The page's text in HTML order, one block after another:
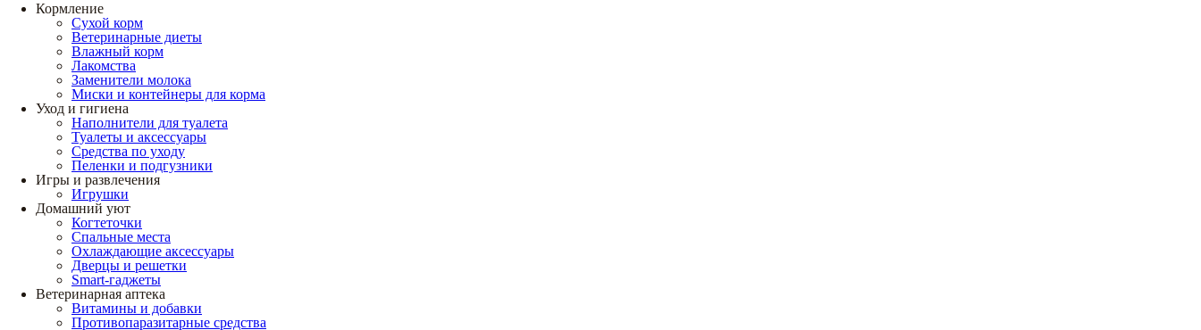
Кормление
Сухой корм
Ветеринарные диеты
Влажный корм
Лакомства
Заменители молока
Миски и контейнеры для корма
Уход и гигиена
Наполнители для туалета
Туалеты и аксессуары
Средства по уходу
Пеленки и подгузники
Игры и развлечения
Игрушки
Домашний уют
Когтеточки
Спальные места
Охлаждающие аксессуары
Дверцы и решетки
Smart-гаджеты
Ветеринарная аптека
Витамины и добавки
Противопаразитарные средства